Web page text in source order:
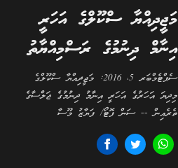
މަޖީދިއްޔާ ސްކޫލްގެ އަހަރީ
އިނާމް ދިނުމުގެ ރަސްމިއްޔާތު
ސެޕްޓެމްބަރ 5، 2016: މަޖީދިއްޔާ ސްކޫލްގެ
މިދިޔަ އަހަރުގެ އަހަރީ އިނާމު ދިނުމުގެ ޖަލްސާގެ
ތެރެއިން -- ސަން ފޮޓޯ/ ފަޔާޒު މޫސާ